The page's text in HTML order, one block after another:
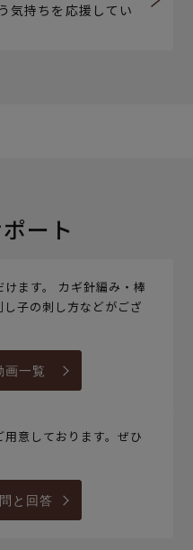
気持ちを応援してい
ート
ます。 カギ針編み・棒
子の刺し方などがござ
画一覧
意しております。ぜひ
と回答